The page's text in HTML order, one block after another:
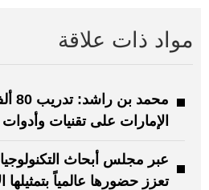
مواد ذات علاقة
الإمارات على تقنيات
عبر مجلس أبحاث
تعزز حضورها عالمياً